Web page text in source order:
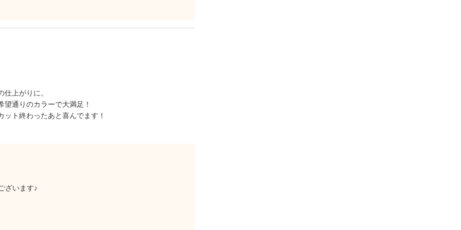
上がりに。
通りのカラーで大満足！
ト終わったあと喜んでます！
ざいます♪